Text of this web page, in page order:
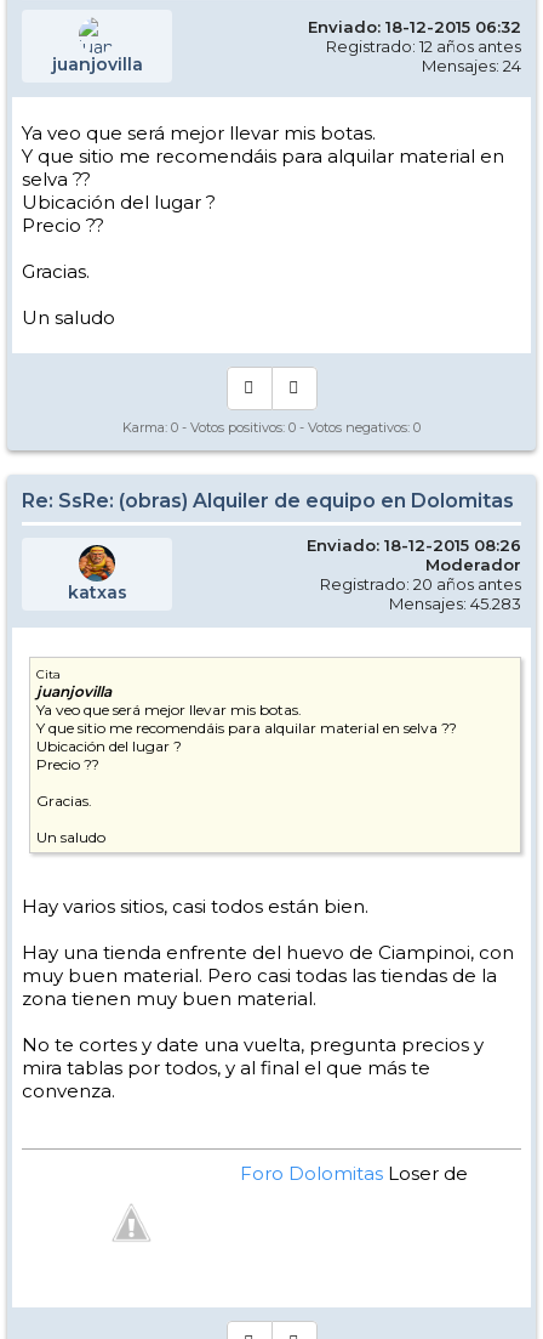
juanjovilla
Enviado: 18-12-2015 06:32
Registrado: 12 años antes
Mensajes: 24
Ya veo que será mejor llevar mis botas.
Y que sitio me recomendáis para alquilar material en
selva ??
Ubicación del lugar ?
Precio ??
Gracias.
Un saludo
Karma: 0 - Votos positivos: 0 - Votos negativos: 0
Re: SsRe: (obras) Alquiler de equipo en Dolomitas
katxas
Enviado: 18-12-2015 08:26
Moderador
Registrado: 20 años antes
Mensajes: 45.283
Cita
juanjovilla
Ya veo que será mejor llevar mis botas.
Y que sitio me recomendáis para alquilar material en selva ??
Ubicación del lugar ?
Precio ??
Gracias.
Un saludo
Hay varios sitios, casi todos están bien.
Hay una tienda enfrente del huevo de Ciampinoi, con
muy buen material. Pero casi todas las tiendas de la
zona tienen muy buen material.
No te cortes y date una vuelta, pregunta precios y
mira tablas por todos, y al final el que más te
convenza.
Foro DolomitasLoser de